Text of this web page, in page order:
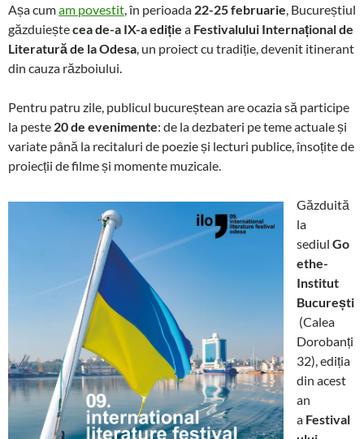
Așa cumam povestit, în perioada 22-25 februarie, Bucureștiul
găzduieștecea de-a IX-a ediție a Festivalului Internațional de
Literatură de la Odesa, un proiect cu tradiție, devenit itinerant
din cauza războiului.
Pentru patru zile, publicul bucureștean are ocazia să participe
la peste 20 de evenimente: de la dezbateri pe teme actuale și
variate până la recitaluri de poezie și lecturi publice, însoțite de
proiecții de filme și momente muzicale.
Găzduită
la
sediul Go
ethe-
Institut
București
(Calea
Dorobanți
32), ediția
din acest
an
a Festival